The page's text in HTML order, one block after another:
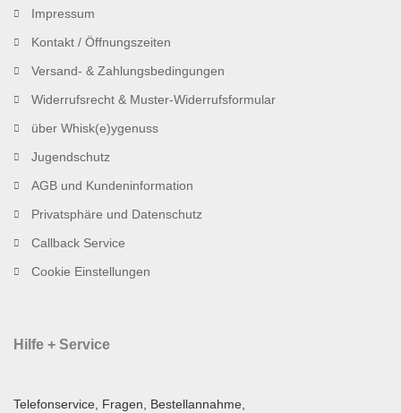
Impressum
Kontakt / Öffnungszeiten
Versand- & Zahlungsbedingungen
Widerrufsrecht & Muster-Widerrufsformular
über Whisk(e)ygenuss
Jugendschutz
AGB und Kundeninformation
Privatsphäre und Datenschutz
Callback Service
Cookie Einstellungen
Hilfe + Service
Telefonservice, Fragen, Bestellannahme,